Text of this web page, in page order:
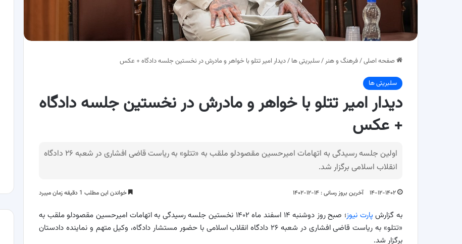
صفحه اصلی/فرهنگ و هنر /سلبریتی ها /دیدار امیر تتلو با خواهر و مادرش در نخستین جلسه دادگاه + عکس
سلبریتی ها
دیدار امیر تتلو با خواهر و مادرش در نخستین جلسه دادگاه
+ عکس
اولین جلسه رسیدگی به اتهامات امیرحسین مقصودلو ملقب به «تتلو» به ریاست قاضی افشاری در شعبه ۲۶ دادگاه
انقلاب اسلامی برگزار شد.
۱۴-۱۲-۱۴۰۲ آخرین بروز رسانی : ۱۴-۱۲-۱۴۰۲ خواندن این مطلب 1 دقیقه زمان میبرد
به گزارش پارت نیوز
؛ صبح روز دوشنبه ۱۴ اسفند ماه ۱۴۰۲ نخستین جلسه رسیدگی به اتهامات امیرحسین مقصودلو ملقب به
«تتلو» به ریاست قاضی افشاری در شعبه ۲۶ دادگاه انقلاب اسلامی با حضور مستشار دادگاه، وکیل متهم و نماینده دادستان
برگزار شد.